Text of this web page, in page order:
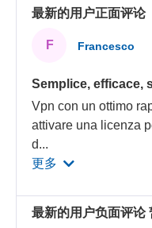
最新的用户正面评论
F Francesco
Semplice, efficace,
Vpn con un ottimo
attivare una licenza
d...
更多
最新的用户负面评论